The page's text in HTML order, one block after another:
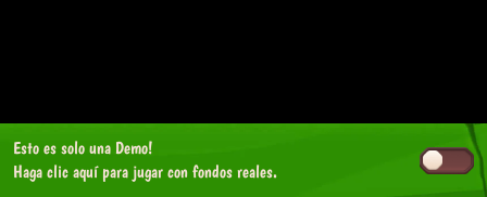
Esto es solo una Demo!
Haga clic aquípara jugar con fondos reales.